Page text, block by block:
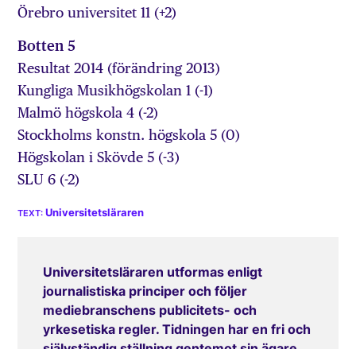
Örebro universitet 11 (+2)
Botten 5
Resultat 2014 (förändring 2013)
Kungliga Musikhögskolan 1 (-1)
Malmö högskola 4 (-2)
Stockholms konstn. högskola 5 (0)
Högskolan i Skövde 5 (-3)
SLU 6 (-2)
Universitetsläraren
Universitetsläraren utformas enligt
journalistiska principer och följer
mediebranschens publicitets- och
yrkesetiska regler. Tidningen har en fri och